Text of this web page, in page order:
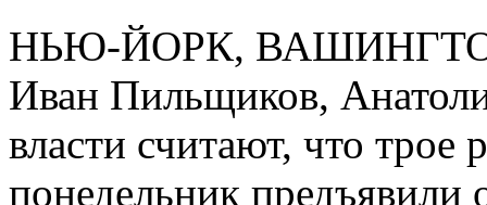
НЬЮ-ЙОРК,
Иван Пильщиков,
власти считают, что трое
понедельник предъявили